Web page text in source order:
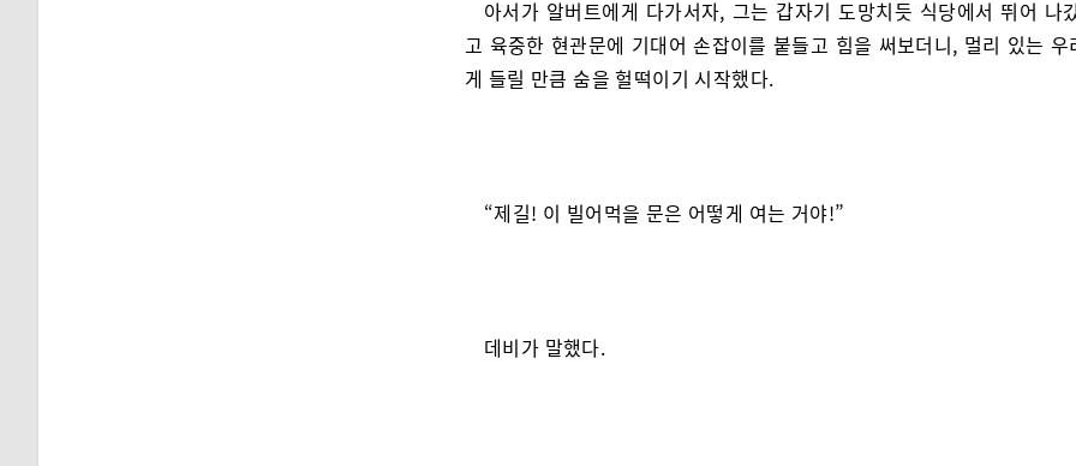
아서가 알버트에게 다가서자, 그는 갑자기 도망치듯 식당에서 뛰어 나
고 육중한 현관문에 기대어 손잡이를 붙들고 힘을 써보더니, 멀리 있는 우
게 들릴 만큼 숨을 헐떡이기 시작했다.
“제길! 이 빌어먹을 문은 어떻게 여는 거야!”
데비가 말했다.